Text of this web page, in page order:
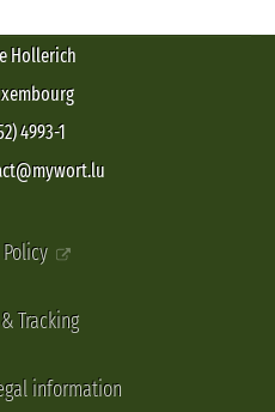
Hollerich
4993-1
Tracking
information